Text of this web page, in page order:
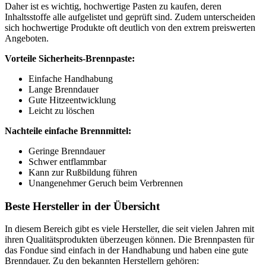
Daher ist es wichtig, hochwertige Pasten zu kaufen, deren
Inhaltsstoffe alle aufgelistet und geprüft sind. Zudem unterscheiden
sich hochwertige Produkte oft deutlich von den extrem preiswerten
Angeboten.
Vorteile Sicherheits-Brennpaste:
Einfache Handhabung
Lange Brenndauer
Gute Hitzeentwicklung
Leicht zu löschen
Nachteile einfache Brennmittel:
Geringe Brenndauer
Schwer entflammbar
Kann zur Rußbildung führen
Unangenehmer Geruch beim Verbrennen
Beste Hersteller in der Übersicht
In diesem Bereich gibt es viele Hersteller, die seit vielen Jahren mit
ihren Qualitätsprodukten überzeugen können. Die Brennpasten für
das Fondue sind einfach in der Handhabung und haben eine gute
Brenndauer. Zu den bekannten Herstellern gehören: